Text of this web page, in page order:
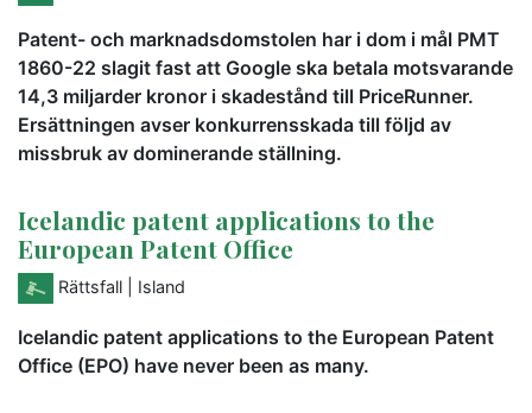
Patent- och marknadsdomstolen har i dom i mål PMT
1860-22 slagit fast att Google ska betala motsvarande
14,3 miljarder kronor i skadestånd till PriceRunner.
Ersättningen avser konkurrensskada till följd av
missbruk av dominerande ställning.
Icelandic patent applications to the
European Patent Office
Rättsfall | Island
Icelandic patent applications to the European Patent
Office (EPO) have never been as many.